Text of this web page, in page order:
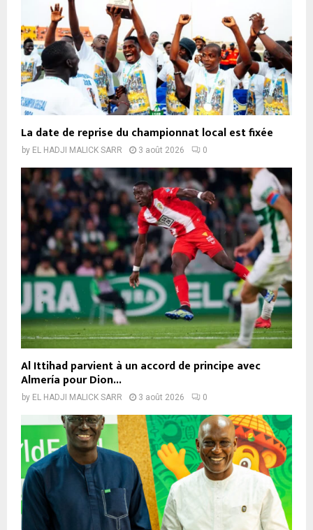
La date de reprise du championnat local est fixée
by EL HADJI MALICK SARR 3 août 2026 0
Al Ittihad parvient à un accord de principe avec
Almería pour Dion...
by EL HADJI MALICK SARR 3 août 2026 0